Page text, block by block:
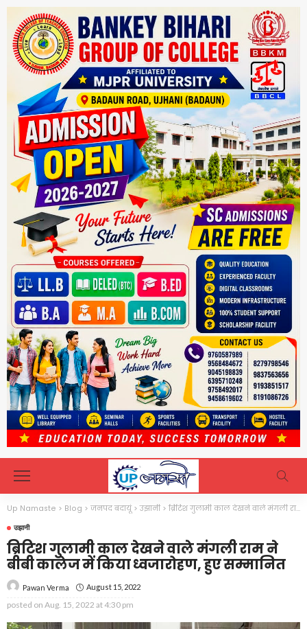
Up Namaste > Blog > जनपद बदायूं>उझानी >ब्रिटिश गुलामी काल देखने वाले मंगली राम ने बीबी कालेज में किया ध्वजारोहण, हुए सम्मानित
उझानी
ब्रिटिश गुलामी काल देखने वाले मंगली राम ने
बीबी कालेज में किया ध्वजारोहण, हुए सम्मानित
Pawan Verma August 15, 2022
posted on Aug. 15, 2022 at 4:30 pm